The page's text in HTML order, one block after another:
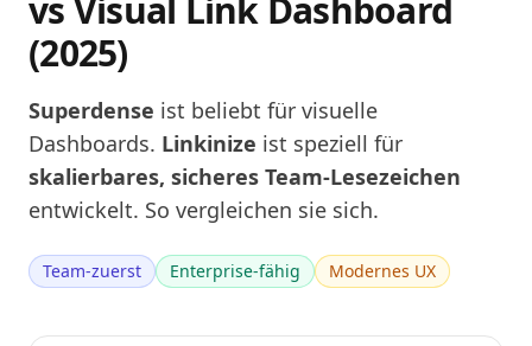
vs Visual Link Dashboard
(2025)
Superdense ist beliebt für visuelle
Dashboards. Linkinize ist speziell für
skalierbares, sicheres Team-Lesezeichen
entwickelt. So vergleichen sie sich.
Team-zuerst Enterprise-fähig Modernes UX